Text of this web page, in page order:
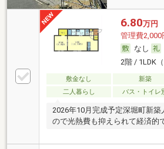
6.80万円
管理費2,000
なし
2階 / 1LDK
敷金なし 新築
二人暮らし
バス・トイレ
2026年10月完成予定深堀町新
ので光熱費も抑えられて経済的